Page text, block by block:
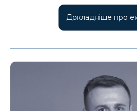
Докладніше про